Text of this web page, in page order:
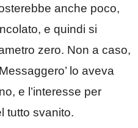
anche poco,
e quindi si
zero. Non a caso,
lo aveva
e l’interesse per
tutto svanito.